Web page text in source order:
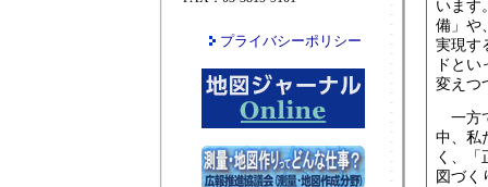
プライバシーポリシー
います
備」や
実現す
ドと
変えつ
一方
中、私
く、「
図づく